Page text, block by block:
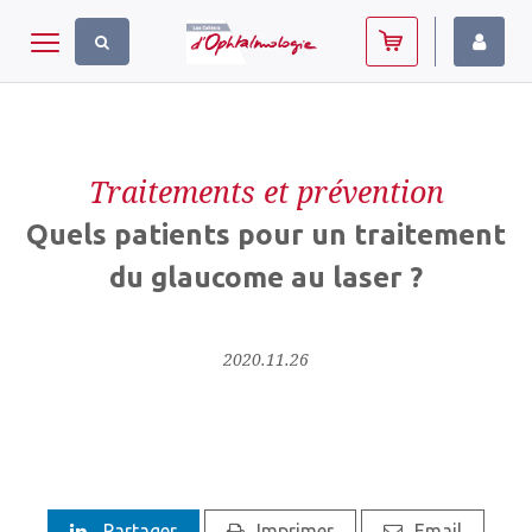
Toggle navigation
Traitements et prévention
Quels patients pour un traitement
du glaucome au laser ?
2020.11.26
Panneau de gestion des cookies